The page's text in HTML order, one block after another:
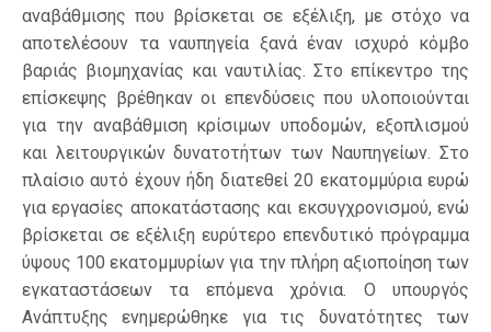
αναβάθμισης που βρίσκεται σε εξέλιξη, με στόχο να
αποτελέσουν τα ναυπηγεία ξανά έναν ισχυρό κόμβο
βαριάς βιομηχανίας και ναυτιλίας. Στο επίκεντρο της
επίσκεψης βρέθηκαν οι επενδύσεις που υλοποιούνται
για την αναβάθμιση κρίσιμων υποδομών, εξοπλισμού
και λειτουργικών δυνατοτήτων των Ναυπηγείων. Στο
πλαίσιο αυτό έχουν ήδη διατεθεί 20 εκατομμύρια ευρώ
για εργασίες αποκατάστασης και εκσυγχρονισμού, ενώ
βρίσκεται σε εξέλιξη ευρύτερο επενδυτικό πρόγραμμα
ύψους 100 εκατομμυρίων για την πλήρη αξιοποίηση των
εγκαταστάσεων τα επόμενα χρόνια. Ο υπουργός
Ανάπτυξης ενημερώθηκε για τις δυνατότητες των